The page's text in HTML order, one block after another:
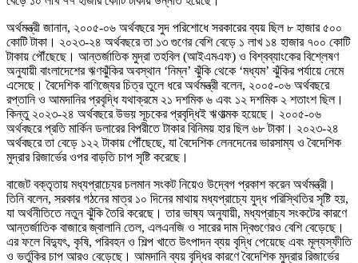
অর্থমন্ত্রী জানান, ২০০৫-০৬ অর্থবছরে সুদ পরিশোধে সরকারের ব্যয় ছিল ৮ হাজার ৫০০
কোটি টাকা। ২০২৩-২৪ অর্থবছরে তা ১৩ গুণের বেশি বেড়ে ১ লাখ ১৪ হাজার ৭০০ কোটি
টাকায় পৌঁছেছে। আন্তর্জাতিক মুদ্রা তহবিল (আইএমএফ) ও বিশ্বব্যাংকের বিশ্লেষণ
অনুযায়ী বাংলাদেশের ঋণঝুঁকির অবস্থান ‘নিম্ন’ ঝুঁকি থেকে ‘মধ্যম’ ঝুঁকির পর্যায়ে নেমে
এসেছে। বৈদেশিক বাণিজ্যের চিত্র তুলে ধরে অর্থমন্ত্রী বলেন, ২০০৫-০৬ অর্থবছরে
রপ্তানি ও আমদানির প্রবৃদ্ধি যথাক্রমে ২১ দশমিক ৬ এবং ১২ দশমিক ২ শতাংশ ছিল।
কিন্তু ২০২৩-২৪ অর্থবছরে উভয় সূচকের প্রবৃদ্ধিই ঋণাত্মক হয়েছে। ২০০৫-০৬
অর্থবছরে প্রতি মার্কিন ডলারের বিপরীতে টাকার বিনিময় হার ছিল ৬৮ টাকা। ২০২৩-২৪
অর্থবছরে তা বেড়ে ১২২ টাকায় পৌঁছেছে, যা বৈদেশিক লেনদেনের ভারসাম্য ও বৈদেশিক
মুদ্রার রিজার্ভের ওপর বাড়তি চাপ সৃষ্টি করেছে।
বাজেট বক্তৃতায় মধ্যপ্রাচ্যের চলমান সংকট নিয়েও উদ্বেগ প্রকাশ করেন অর্থমন্ত্রী।
তিনি বলেন, সরকার গঠনের মাত্র ১০ দিনের মাথায় মধ্যপ্রাচ্যে যুদ্ধ পরিস্থিতির সৃষ্টি হয়,
যা অর্থনীতিতে নতুন ঝুঁকি তৈরি করেছে। তার ভাষ্য অনুযায়ী, মধ্যপ্রাচ্য সংকটের কারণে
আন্তর্জাতিক বাজারে জ্বালানি তেল, এলএনজি ও সারের দাম দ্বিগুণেরও বেশি বেড়েছে।
এর ফলে বিদ্যুৎ, কৃষি, পরিবহন ও শিল্প খাতে উৎপাদন ব্যয় বৃদ্ধি পেয়েছে এবং মূল্যস্ফীতি
ও ভর্তুকির চাপ আরও বেড়েছে। আমদানি ব্যয় বৃদ্ধির কারণে বৈদেশিক মুদ্রার রিজার্ভের